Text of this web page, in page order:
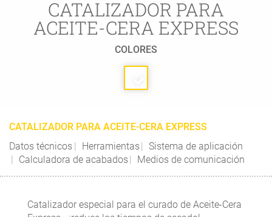
CATALIZADOR PARA
ACEITE-CERA EXPRESS
COLORES
CATALIZADOR PARA ACEITE-CERA EXPRESS
Datos técnicos
Herramientas
Sistema de aplicación
Calculadora de acabados
Medios de comunicación
Catalizador especial para el curado de Aceite-Cera